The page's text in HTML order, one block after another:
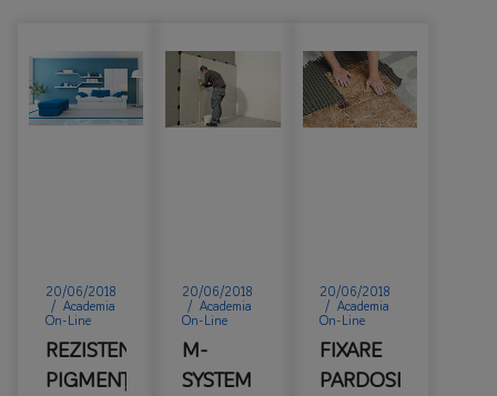
20/06/2018
/ Academia
On-Line
REZISTENȚA
PIGMENȚILOR
20/06/2018
/ Academia
On-Line
M-
SYSTEM
20/06/2018
/ Academia
On-Line
FIXARE
PARDOSELI